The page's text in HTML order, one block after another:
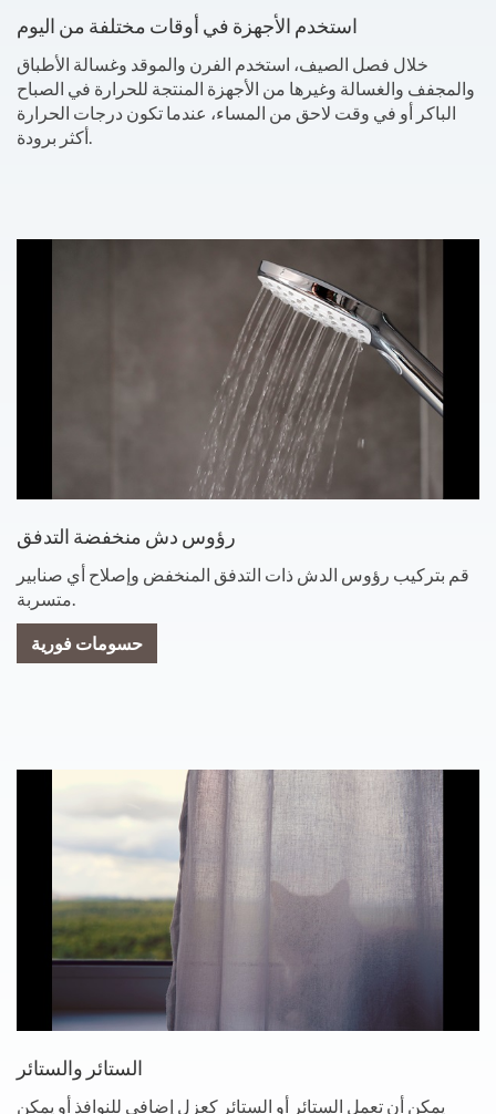
استخدم الأجهزة في أوقات مختلفة من اليوم
خلال فصل الصيف، استخدم الفرن والموقد وغسالة الأطباق
والمجفف والغسالة وغيرها من الأجهزة المنتجة للحرارة في الصباح
الباكر أو في وقت لاحق من المساء، عندما تكون درجات الحرارة
رؤوس دش منخفضة التدفق
قم بتركيب رؤوس الدش ذات التدفق المنخفض وإصلاح أي صنابير
متسربة.
حسومات فورية
الستائر والستائر
يمكن أن تعمل الستائر أو الستائر كعزل إضافي للنوافذ أو يمكن